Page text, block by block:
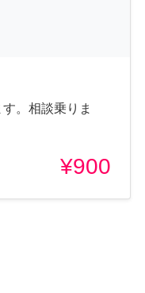
。相談乗りま
¥900